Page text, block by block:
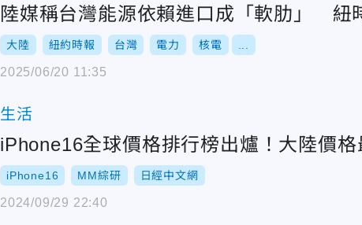
陸媒稱台灣能源依賴進口成「軟肋」 紐
大陸 紐約時報 台灣 電力 核電
2025/06/20 11:35
生活
iPhone16全球價格排行榜出爐！大陸價
iPhone16 MM綜研 日經中文網
2024/09/29 22:40